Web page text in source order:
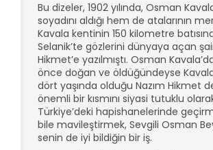
Bu dizeler, 1902 yılında, Osman
soyadını aldığı hem de atalarının
Kavala kentinin 150 kilometre
Selanik’te gözlerini dünyaya açan
Hikmet’e yazılmıştı. Osman
önce doğan ve öldüğündeyse
dört yaşında olduğu Nazım Hikmet
önemli bir kısmını siyasi tutuklu
Türkiye’deki hapishanelerinde
bile mavileştirmek, Sevgili Osman
senin de iyi bildiğin bir iş.